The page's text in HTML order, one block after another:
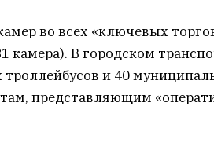
во всех «ключевых
камера). В городском
и 40
представляющим